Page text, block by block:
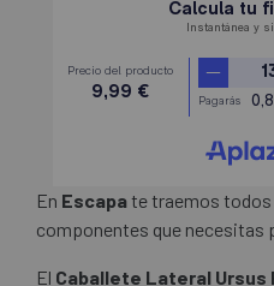
En Escapate traemos
componentes que necesitas
El Caballete Lateral Ursus